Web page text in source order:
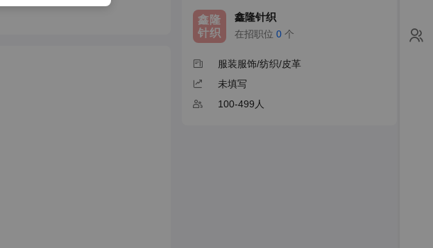
鑫隆
针织
鑫隆针织
在招职位 0 个
服装服饰/纺织/皮革
未填写
100-499人